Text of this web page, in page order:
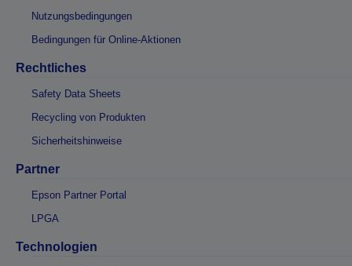
Nutzungsbedingungen
Bedingungen für Online-Aktionen
Rechtliches
Safety Data Sheets
Recycling von Produkten
Sicherheitshinweise
Partner
Epson Partner Portal
LPGA
Technologien